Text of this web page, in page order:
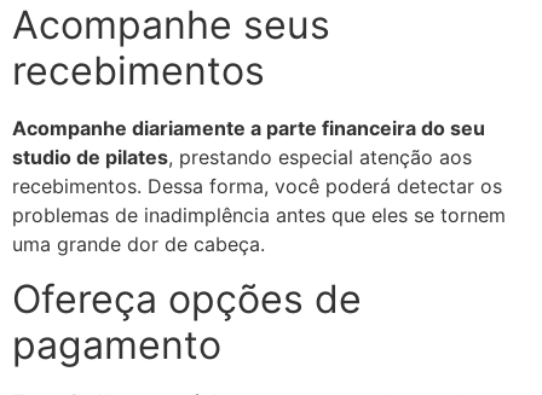
Acompanhe seus
recebimentos
Acompanhe diariamente a parte financeira do seu
studio de pilates, prestando especial atenção aos
recebimentos. Dessa forma, você poderá detectar os
problemas de inadimplência antes que eles se tornem
uma grande dor de cabeça.
Ofereça opções de
pagamento